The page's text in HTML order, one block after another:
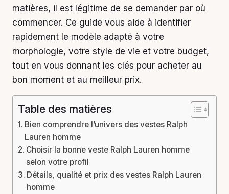
matières, il est légitime de se demander par où
commencer. Ce guide vous aide à identifier
rapidement le modèle adapté à votre
morphologie, votre style de vie et votre budget,
tout en vous donnant les clés pour acheter au
bon moment et au meilleur prix.
Table des matières
Bien comprendre l’univers des vestes Ralph
Lauren homme
Choisir la bonne veste Ralph Lauren homme
selon votre profil
Détails, qualité et prix des vestes Ralph Lauren
homme